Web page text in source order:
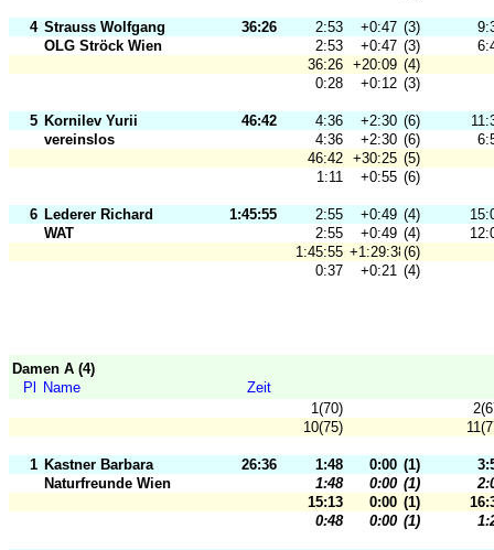
4 Strauss Wolfgang 36:26 2:53 +0:47 (3)
OLG Ströck Wien
2:53 +0:47 (3)
36:26 +20:09 (4)
0:28
+0:12 (3)
5 Kornilev Yurii 46:42 4:36 +2:30 (6)
vereinslos
4:36 +2:30 (6)
46:42 +30:25 (5)
1:11
+0:55 (6)
6 Lederer Richard 1:45:55 2:55 +0:49 (4)
WAT
2:55 +0:49 (4)
1:45:55 +1:29:38(6)
0:37
+0:21 (4)
Damen A (4)
Pl
Name
Zeit
1(70)
10(75)
1 Kastner Barbara 26:36 1:48 0:00 (1)
Naturfreunde Wien
1:48 0:00 (1)
15:13
0:00 (1)
0:48
0:00 (1)